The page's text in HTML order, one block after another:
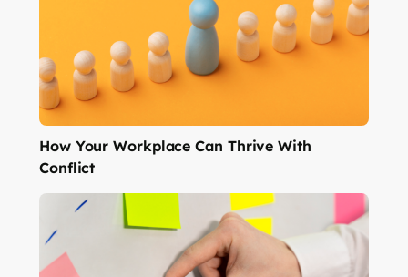
How Your Workplace Can Thrive With
Conflict